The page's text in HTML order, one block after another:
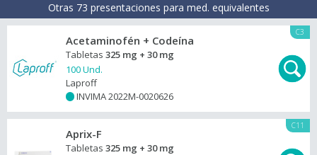
Otras 73 presentaciones para med. equivalentes
C3
Acetaminofén + Codeína
Tabletas 325 mg + 30 mg
100 Und.
Laproff
INVIMA 2022M-0020626
C11
Aprix-F
Tabletas 325 mg + 30 mg